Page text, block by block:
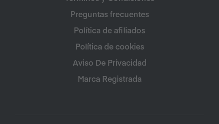
Preguntas frecuentes
Política de afiliados
Política de cookies
Aviso De Privacidad
Marca Registrada